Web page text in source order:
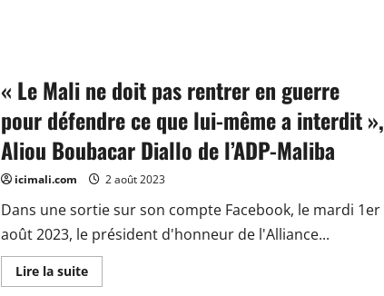
« Le Mali ne doit pas rentrer en guerre
pour défendre ce que lui-même a interdit »,
Aliou Boubacar Diallo de l’ADP-Maliba
icimali.com 2 août 2023
Dans une sortie sur son compte Facebook, le mardi 1er
août 2023, le président d'honneur de l'Alliance...
Lire la suiteEn
savoir